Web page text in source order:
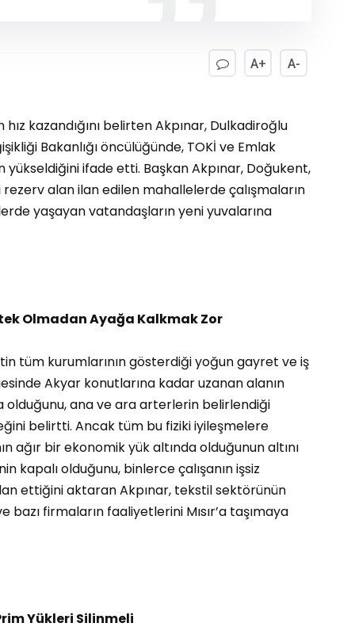
A+ A-
kazandığını belirten Akpınar, Dulkadiroğlu
Bakanlığı öncülüğünde, TOKİ ve Emlak
yükseldiğini ifade etti. Başkan Akpınar, Doğukent,
rezerv alan ilan edilen mahallelerde çalışmaların
yaşayan vatandaşların yeni yuvalarına
Olmadan Ayağa Kalkmak Zor
tüm kurumlarının gösterdiği yoğun gayret ve iş
Akyar konutlarına kadar uzanan alanın
olduğunu, ana ve ara arterlerin belirlendiği
belirtti. Ancak tüm bu fiziki iyileşmelere
ağır bir ekonomik yük altında olduğunun altını
kapalı olduğunu, binlerce çalışanın işsiz
ettiğini aktaran Akpınar, tekstil sektörünün
firmaların faaliyetlerini Mısır’a taşımaya
Yükleri Silinmeli